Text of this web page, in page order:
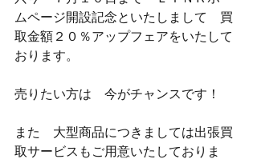
ムページ開設記念といたしまして　買
取金額２０％アップフェアをいたして
おります。
売りたい方は　今がチャンスです！
また　大型商品につきましては出張買
取サービスもご用意いたしておりま